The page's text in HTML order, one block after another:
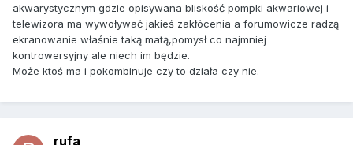
akwarystycznym gdzie opisywana bliskość pompki akwariowej i
telewizora ma wywoływać jakieś zakłócenia a forumowicze radzą
ekranowanie właśnie taką matą,pomysł co najmniej
kontrowersyjny ale niech im będzie.
Może ktoś ma i pokombinuje czy to działa czy nie.
rufa